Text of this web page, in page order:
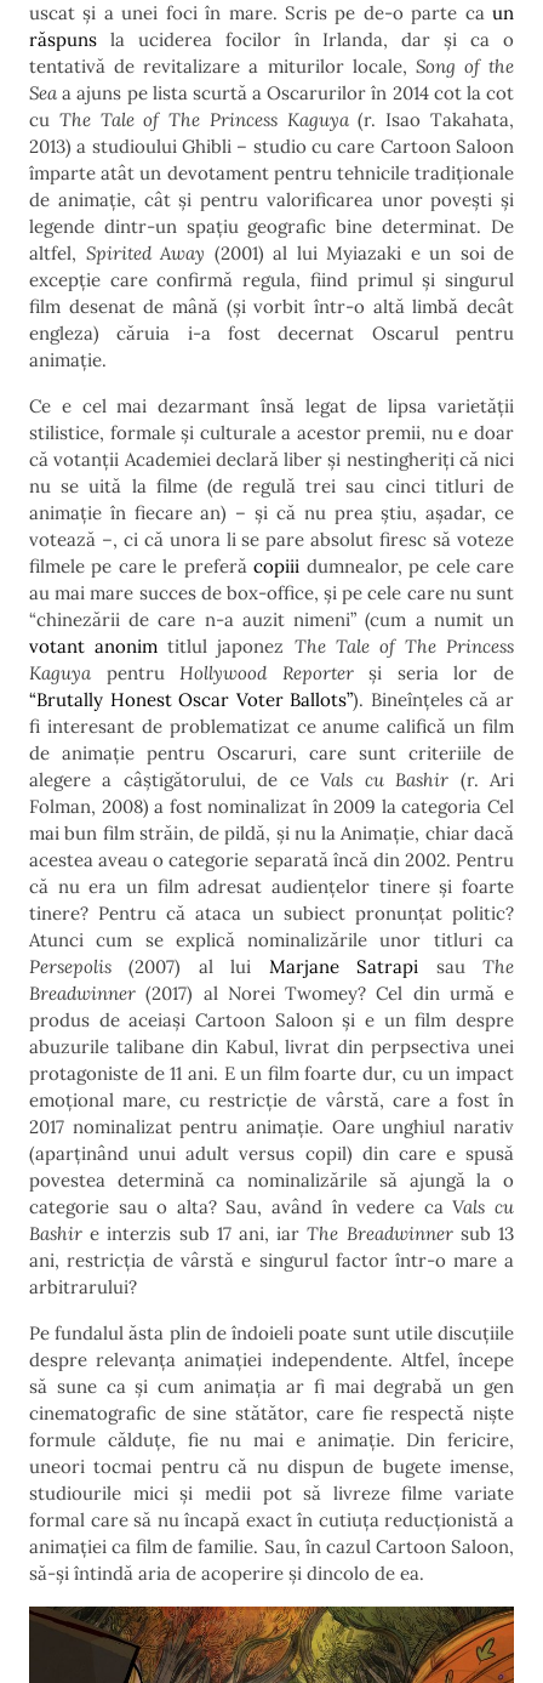
uscat și a unei foci în mare. Scris pe de-o parte ca un
răspuns la uciderea focilor în Irlanda, dar și ca o
tentativă de revitalizare a miturilor locale, Song of the
Seaa ajuns pe lista scurtă a Oscarurilor în 2014 cot la cot
cu The Tale of The Princess Kaguya(r. Isao Takahata,
2013) a studioului Ghibli – studio cu care Cartoon Saloon
împarte atât un devotament pentru tehnicile tradiționale
de animație, cât și pentru valorificarea unor povești și
legende dintr-un spațiu geografic bine determinat. De
altfel, Spirited Away (2001) al lui Myiazaki e un soi de
excepție care confirmă regula, fiind primul și singurul
film desenat de mână (și vorbit într-o altă limbă decât
engleza) căruia i-a fost decernat Oscarul pentru
animație.
Ce e cel mai dezarmant însă legat de lipsa varietății
stilistice, formale și culturale a acestor premii, nu e doar
că votanții Academiei declară liber și nestingheriți că nici
nu se uită la filme (de regulă trei sau cinci titluri de
animație în fiecare an) – și că nu prea știu, așadar, ce
votează –, ci că unora li se pare absolut firesc să voteze
filmele pe care le preferăcopiii dumnealor, pe cele care
au mai mare succes de box-office, și pe cele care nu sunt
“chinezării de care n-a auzit nimeni” (cum a numit un
votant anonim titlul japonez The Tale of The Princess
Kaguya pentruHollywood Reporterși seria lor de
“Brutally Honest Oscar Voter Ballots”). Bineînțeles că ar
fi interesant de problematizat ce anume califică un film
de animație pentru Oscaruri, care sunt criteriile de
alegere a câștigătorului, de ceVals cu Bashir (r. Ari
Folman, 2008) a fost nominalizat în 2009 la categoria Cel
mai bun film străin, de pildă, și nu la Animație, chiar dacă
acestea aveau o categorie separată încă din 2002. Pentru
că nu era un film adresat audiențelor tinere și foarte
tinere? Pentru că ataca un subiect pronunțat politic?
Atunci cum se explică nominalizările unor titluri ca
Persepolis(2007) al lui Marjane Satrapi sauThe
Breadwinner(2017) al Norei Twomey? Cel din urmă e
produs de aceiași Cartoon Saloon și e un film despre
abuzurile talibane din Kabul, livrat din perpsectiva unei
protagoniste de 11 ani. E un film foarte dur, cu un impact
emoțional mare, cu restricție de vârstă, care a fost în
2017 nominalizat pentru animație. Oare unghiul narativ
(aparținând unui adult versus copil) din care e spusă
povestea determină ca nominalizările să ajungă la o
categorie sau o alta? Sau, având în vedere caVals cu
Bashir e interzis sub 17 ani, iarThe Breadwinnersub 13
ani, restricția de vârstă e singurul factor într-o mare a
arbitrarului?
Pe fundalul ăsta plin de îndoieli poate sunt utile discuțiile
despre relevanța animației independente. Altfel, începe
să sune ca și cum animația ar fi mai degrabă un gen
cinematografic de sine stătător, care fie respectă niște
formule călduțe, fie nu mai e animație. Din fericire,
uneori tocmai pentru că nu dispun de bugete imense,
studiourile mici și medii pot să livreze filme variate
formal care să nu încapă exact în cutiuța reducționistă a
animației ca film de familie. Sau, în cazul Cartoon Saloon,
să-și întindă aria de acoperire și dincolo de ea.